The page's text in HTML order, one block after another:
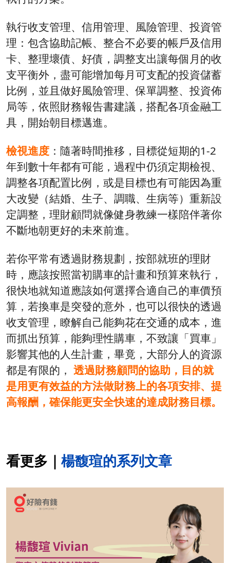
執行收支管理、信用管理、風險管理、投資管
理：包含協助記帳、整合不必要的帳戶及信用
卡、整理壞債、好債，調整支出讓每個月的收
支平衡外，盡可能增加每月可支配的投資儲蓄
比例，並且做好風險管理、保單調整、投資佈
局等，依照財務報告書建議，搭配各項金融工
具，開始朝目標邁進。
檢視進度 ：隨著時間推移，目標從短期的1-2
年到數十年都有可能，過程中仍須定期檢視、
調整各項配置比例，或是目標也有可能因為重
大改變（結婚、生子、調職、生病等）重新設
定調整，理財顧問就像健身教練一樣陪伴著你
不斷地朝更好的未來前進。
若你平常有透過財務規劃，按部就班的理財
時，應該按照當初購車的計畫和預算來執行，
很快地就知道應該如何選擇合適自己的車價預
算，若換車是突發的意外，也可以很快的透過
收支管理，瞭解自己能夠花在交通的成本，進
而抓出預算，能夠理性購車，不致讓「買車」
影響其他的人生計畫，畢竟，大部分人的資源
都是有限的， 透過財務顧問的協助，目的就
是用更有效益的方法做財務上的各項安排、提
高報酬，確保能更安全快速的達成財務目標。
看更多｜ 楊馥瑄的系列文章